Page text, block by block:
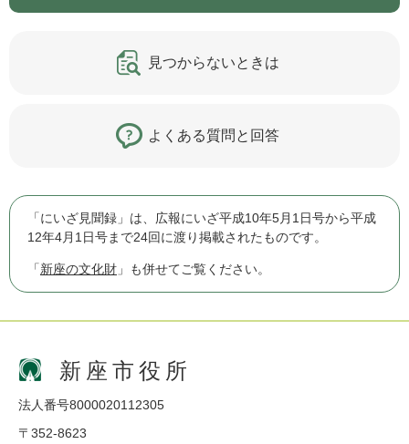
見つからないときは
よくある質問と回答
「にいざ見聞録」は、広報にいざ平成10年5月1日号から平成
12年4月1日号まで24回に渡り掲載されたものです。
「新座の文化財 」も併せてご覧ください。
新座市役所
法人番号8000020112305
〒352-8623